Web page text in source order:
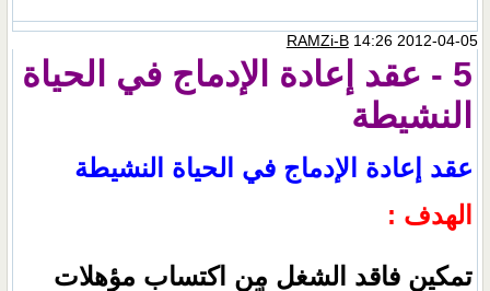
RAMZi-B14:26 2012-04-05
5 - عقد إعادة الإدماج في الحياة
النشيطة
عقد إعادة الإدماج في الحياة النشيطة
الهدف :
تمكين فاقد الشغل من اكتساب مؤهلات